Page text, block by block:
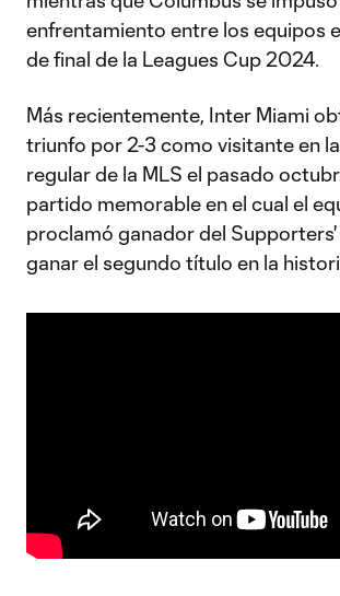
enfrentamiento entre los equipos
de final de la Leagues Cup 2024.
Más recientemente, Inter Miami
triunfo por 2-3 como visitante en
regular de la MLS el pasado
partido memorable en el cual el
proclamó ganador del Supporters'
ganar el segundo título en la